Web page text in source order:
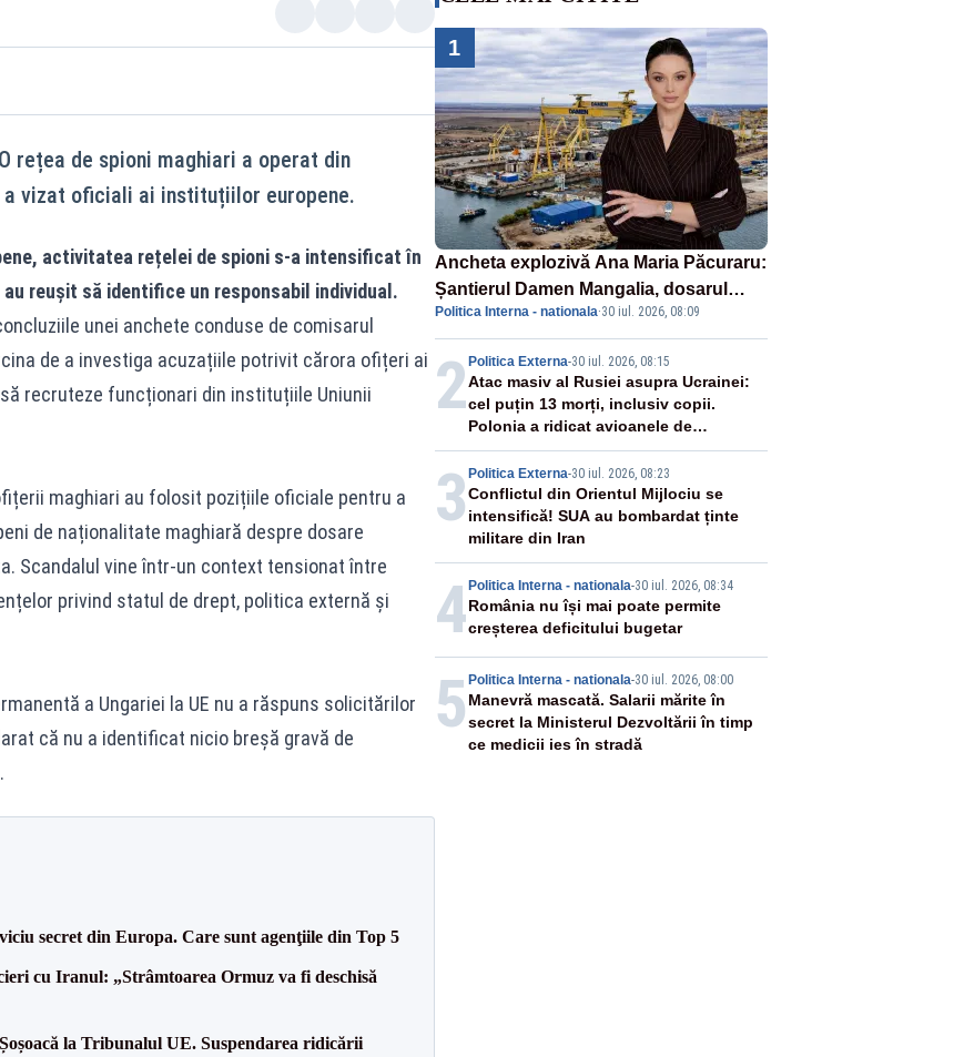
rețea de spioni maghiari a operat din
a vizat oficiali ai instituțiilor europene.
activitatea rețelei de spioni s-a intensificat în
reușit să identifice un responsabil individual.
unei anchete conduse de comisarul
de a investiga acuzațiile potrivit cărora ofițeri ai
recruteze funcționari din instituțiile Uniunii
maghiari au folosit pozițiile oficiale pentru a
de naționalitate maghiară despre dosare
Scandalul vine într-un context tensionat între
privind statul de drept, politica externă și
a Ungariei la UE nu a răspuns solicitărilor
că nu a identificat nicio breșă gravă de
secret din Europa. Care sunt agenţiile din Top 5
cu Iranul: „Strâmtoarea Ormuz va fi deschisă
la Tribunalul UE. Suspendarea ridicării
1
Ancheta explozivă Ana Maria Păcuraru:
Șantierul Damen Mangalia, dosarul
care scufundă apărarea României
Politica Interna - nationala·30 iul. 2026, 08:09
2 Politica Externa-30 iul. 2026, 08:15
Atac masiv al Rusiei asupra Ucrainei:
cel puțin 13 morți, inclusiv copii.
Polonia a ridicat avioanele de
vânătoare
3 Politica Externa-30 iul. 2026, 08:23
Conflictul din Orientul Mijlociu se
intensifică! SUA au bombardat ținte
militare din Iran
4 Politica Interna - nationala-30 iul. 2026, 08:34
România nu își mai poate permite
creșterea deficitului bugetar
5 Politica Interna - nationala-30 iul. 2026, 08:00
Manevră mascată. Salarii mărite în
secret la Ministerul Dezvoltării în timp
ce medicii ies în stradă